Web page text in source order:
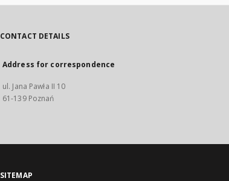
CONTACT DETAILS
Address for correspondence
ul. Jana Pawła II 10
61-139 Poznań
SITEMAP